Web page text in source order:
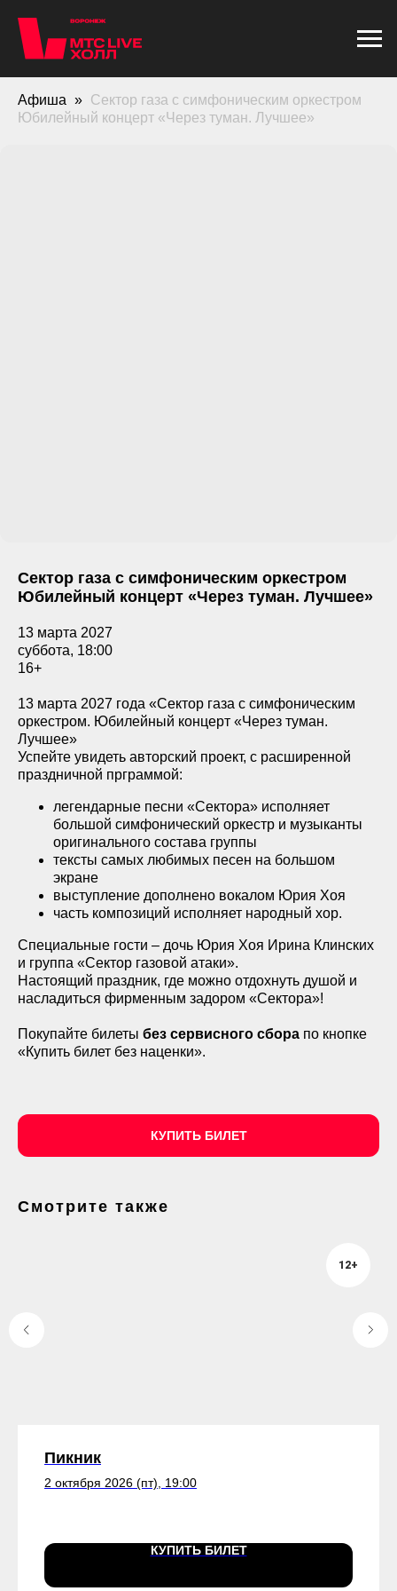
Афиша
Сектор газа с симфоническим оркестром
Юбилейный концерт «Через туман. Лучшее»
Сектор газа с симфоническим оркестром
Юбилейный концерт «Через туман. Лучшее»
13 марта 2027
суббота, 18:00
16+
13 марта 2027 года «Сектор газа с симфоническим
оркестром. Юбилейный концерт «Через туман.
Лучшее»
Успейте увидеть авторский проект, с расширенной
праздничной прграммой:
легендарные песни «Сектора» исполняет
большой симфонический оркестр и музыканты
оригинального состава группы
тексты самых любимых песен на большом
экране
выступление дополнено вокалом Юрия Хоя
часть композиций исполняет народный хор.
Специальные гости – дочь Юрия Хоя Ирина Клинских
и группа «Сектор газовой атаки».
Настоящий праздник, где можно отдохнуть душой и
насладиться фирменным задором «Сектора»!
Покупайте билеты без сервисного сбора по кнопке
«Купить билет без наценки».
КУПИТЬ БИЛЕТ
Смотрите также
12+
Пикник
2 октября 2026 (пт), 19:00
КУПИТЬ БИЛЕТ